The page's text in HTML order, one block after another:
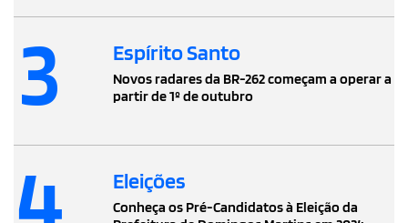
3 Espírito Santo
Novos radares da BR-262 começam a operar a
partir de 1º de outubro
4 Eleições
Conheça os Pré-Candidatos à Eleição da